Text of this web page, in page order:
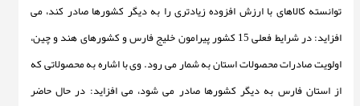
توانسته کالاهای با ارزش افزوده زیادتری را به دیگر کشورها صادر کند، می
افزاید: در شرایط فعلی 15 کشور پیرامون خلیج فارس و کشورهای هند و چین،
اولویت صادرات محصولات استان به شمار می رود. وی با اشاره به محصولاتی که
از استان فارس به دیگر کشورها صادر می شود، می افزاید: در حال حاضر